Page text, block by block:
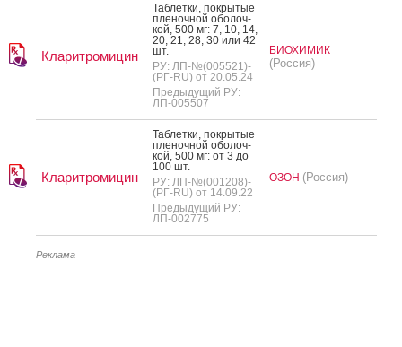
Кларитромицин
Таб­летки, пок­ры­тые
пле­ноч­ной обо­лоч­
кой, 500 мг: 7, 10, 14,
20, 21, 28, 30 или 42
шт.
РУ: ЛП-№(005521)-
(РГ-RU) от 20.05.24
Предыдущий РУ:
ЛП-005507
БИОХИМИК
(Россия)
Кларитромицин
Таб­летки, пок­ры­тые
пле­ноч­ной обо­лоч­
кой, 500 мг: от 3 до
100 шт.
РУ: ЛП-№(001208)-
(РГ-RU) от 14.09.22
Предыдущий РУ:
ЛП-002775
ОЗОН (Россия)
Реклама